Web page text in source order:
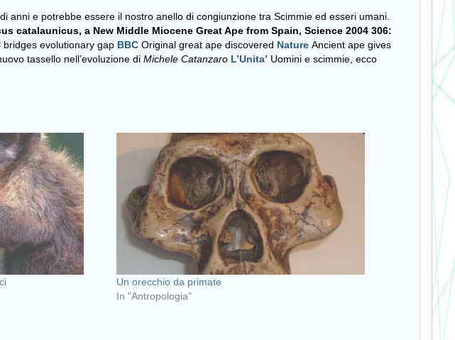
anni e potrebbe essere il nostro anello di congiunzione tra Scimmie ed esseri umani.
catalaunicus, a New Middle Miocene Great Ape from Spain, Science 2004 306:
bridges evolutionary gap BBC Original great ape discovered Nature Ancient ape gives
tassello nell’evoluzione di Michele Catanzaro L’Unita’ Uomini e scimmie, ecco
Un orecchio da primate
In "Antropologia"